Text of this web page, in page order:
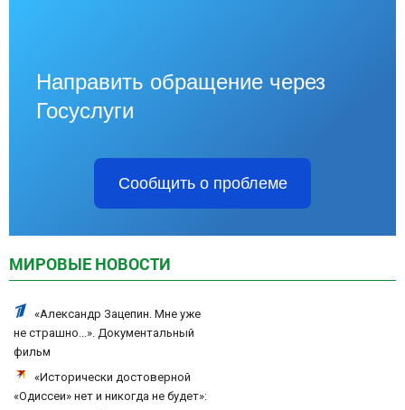
Направить обращение через
Госуслуги
Сообщить о проблеме
МИРОВЫЕ НОВОСТИ
«Александр Зацепин. Мне уже
не страшно...». Документальный
фильм
«Исторически достоверной
«Одиссеи» нет и никогда не будет»: